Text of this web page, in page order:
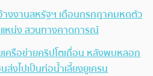
างงานสหรัฐฯ เดือนกรกฎาคมหดตัว
หน่ง สวนทางคาดการณ์
เครือข่ายคริปโตเถื่อน หลังพบหลอก
ส่งไปเป็นท่อน้ำเลี้ยงยูเครน